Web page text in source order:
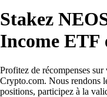
Stakez
Income ETF
Profitez de récompenses
Crypto.com. Nous rendons
positions, participez à la